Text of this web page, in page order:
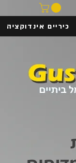
כיריים אינדוקציה